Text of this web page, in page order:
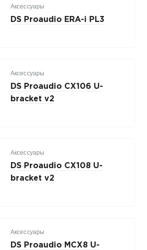
Аксессуары
DS Proaudio ERA-i PL3
Аксессуары
DS Proaudio CX106 U-
bracket v2
Аксессуары
DS Proaudio CX108 U-
bracket v2
Аксессуары
DS Proaudio MCX8 U-